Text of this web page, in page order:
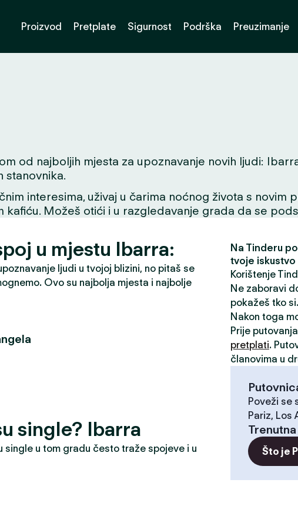
Proizvod Pretplate Sigurnost Podrška Preuzimanje
od najboljih mjesta za upoznavanje novih ljudi:
stanovnika.
interesima, uživaj u čarima noćnog života s
kafiću. Možeš otići i u razgledavanje grada da se
u mjestu Ibarra:
ljudi u tvojoj blizini, no pitaš se
Ovo su najbolja mjesta i najbolje
single? Ibarra
single u tom gradu često traže spojeve i u
Na Tinderu
tvoje iskustvo
Korištenje
Ne zaboravi
pokažeš tko si.
Nakon toga
Prije
pretplati.
članovima u
Poveži se
Pariz, Los
Što je